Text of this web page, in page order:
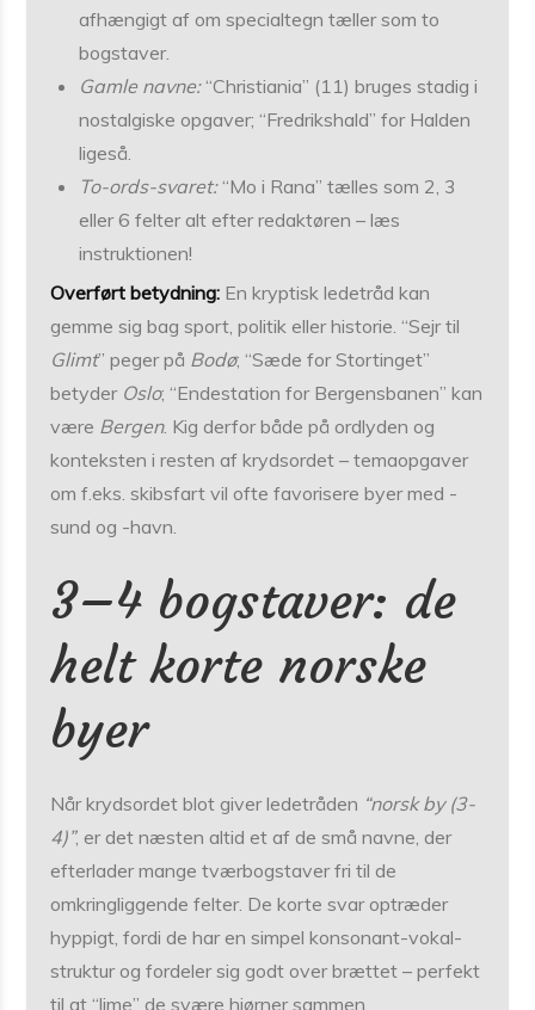
afhængigt af om specialtegn tæller som to
bogstaver.
Gamle navne:“Christiania” (11) bruges stadig i
nostalgiske opgaver; “Fredrikshald” for Halden
ligeså.
To-ords-svaret:“Mo i Rana” tælles som 2, 3
eller 6 felter alt efter redaktøren – læs
instruktionen!
Overført betydning: En kryptisk ledetråd kan
gemme sig bag sport, politik eller historie. “Sejr til
Glimt” peger på Bodø; “Sæde for Stortinget”
betyder Oslo; “Endestation for Bergensbanen” kan
være Bergen. Kig derfor både på ordlyden og
konteksten i resten af krydsordet – temaopgaver
om f.eks. skibsfart vil ofte favorisere byer med -
sund og -havn.
3–4 bogstaver: de
helt korte norske
byer
Når krydsordet blot giver ledetråden “norsk by (3-
4)”, er det næsten altid et af de små navne, der
efterlader mange tværbogstaver fri til de
omkringliggende felter. De korte svar optræder
hyppigt, fordi de har en simpel konsonant-vokal-
struktur og fordeler sig godt over brættet – perfekt
til at “lime” de svære hjørner sammen.